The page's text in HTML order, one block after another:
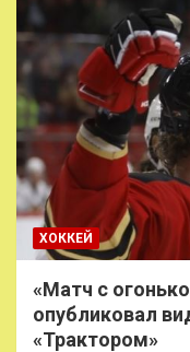
ХОККЕЙ
«Матч с
опубликовал
«Трактором»